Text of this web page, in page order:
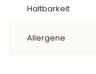
Haltbarkeit
Allergene